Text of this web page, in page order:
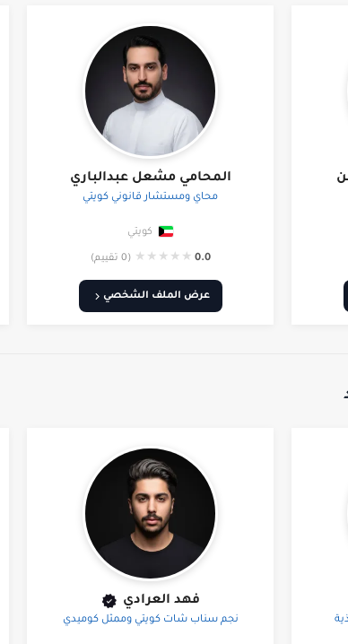
المحامي مشعل عبدالباري
محاي ومستشار قانوني كويتي
كويتي
0.0
★
★
★
★
★ (0 تقييم)
عرض الملف الشخصي
فهد العرادي
نجم سناب شات كويتي وممثل كوميدي